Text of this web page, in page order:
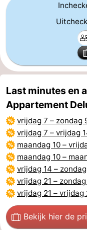
Last minutes en
Appartement
vrijdag 7 –
vrijdag 7 – vrijdag
maandag 10 –
maandag 10 –
vrijdag 14 –
vrijdag 21 –
vrijdag 21 – vrijdag
Bekijk hier de